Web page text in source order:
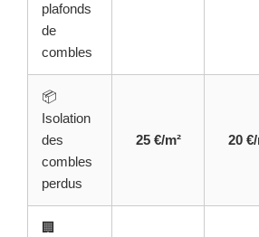
plafonds
de
combles
📦
Isolation
des
combles
perdus
25 €/m² 20 €/
🏢